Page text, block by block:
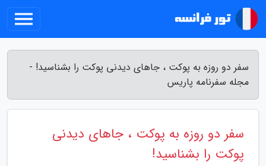
سفر دو روزه به پوکت ، جاهای دیدنی پوکت را بشناسید! -
مجله سفرنامه پاریس
سفر دو روزه به پوکت ، جاهای دیدنی
پوکت را بشناسید!